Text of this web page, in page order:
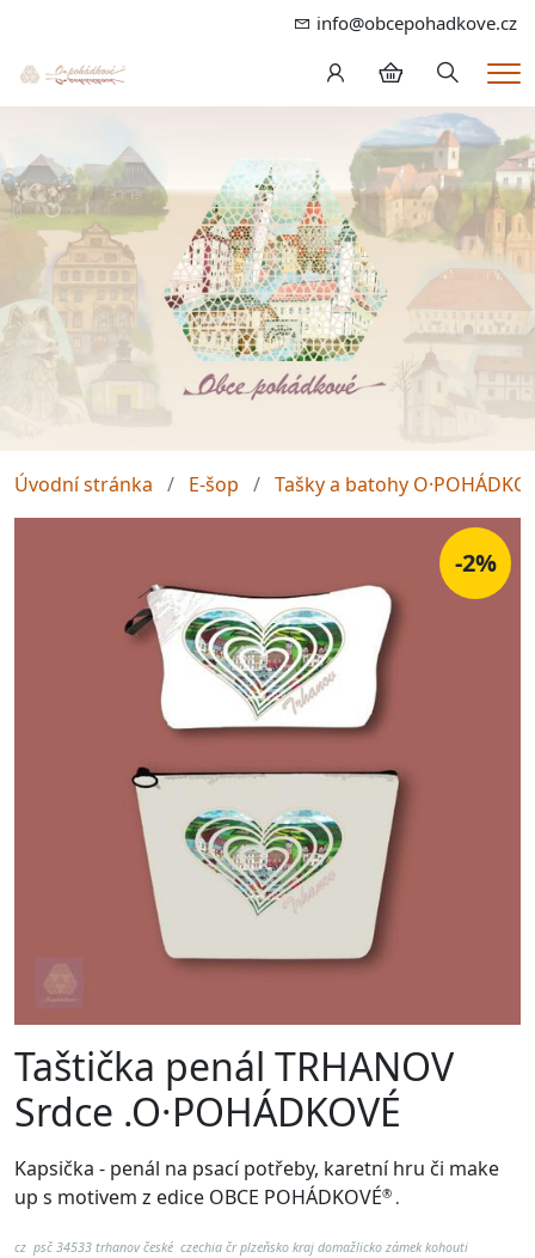
info@obcepohadkove.cz
Hledání
Úvodní stránka E-šop Tašky a batohy
-2%
Taštička penál TRHANOV
Srdce .O·POHÁDKOVÉ
Kapsička - penál na psací potřeby, karetní hru či make
up s motivem z edice OBCE POHÁDKOVÉ® .
cz psč 34533 trhanov české czechia čr plzeňsko kraj domažlicko zámek kohouti